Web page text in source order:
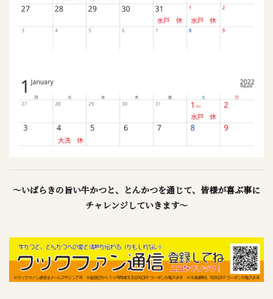
～いばらきの旨い牛かつと、とんかつを通じて、皆様が喜ぶ事に
チャレンジしていきます～